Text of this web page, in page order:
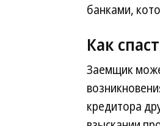
банками,
Как
Заемщик
кредитора